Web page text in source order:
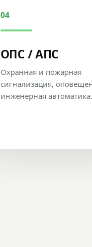
04
ОПС / АПС
Охранная и пожарная
сигнализация,
инженерная автоматика.